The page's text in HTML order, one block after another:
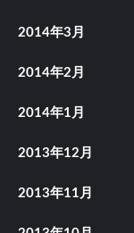
2014年3月
2014年2月
2014年1月
2013年12月
2013年11月